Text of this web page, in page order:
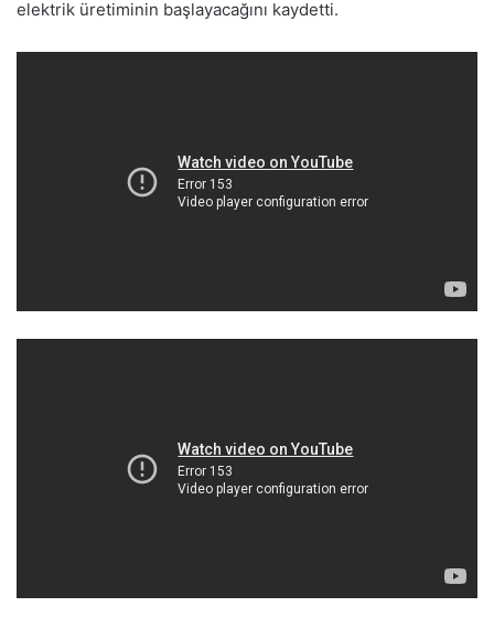
elektrik üretiminin başlayacağını kaydetti.